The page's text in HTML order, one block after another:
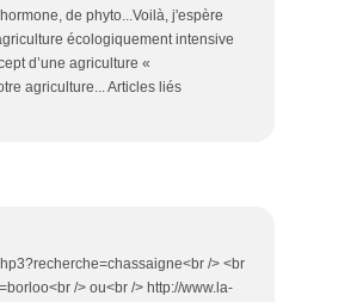
de phyto...Voilà, j'espère
écologiquement intensive
d’une agriculture «
agriculture... Articles liés
/> <br
/> ou<br /> http://www.la-